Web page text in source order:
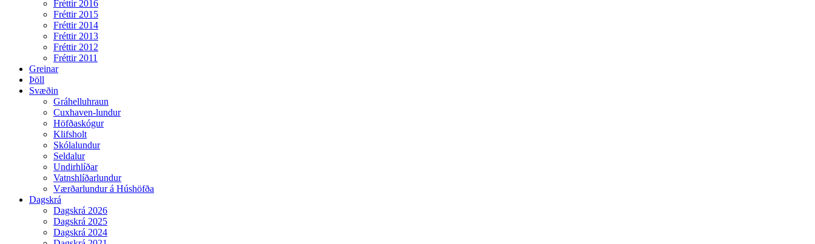
Fréttir 2016
Fréttir 2015
Fréttir 2014
Fréttir 2013
Fréttir 2012
Fréttir 2011
Greinar
Þöll
Svæðin
Gráhelluhraun
Cuxhaven-lundur
Höfðaskógur
Klifsholt
Skólalundur
Seldalur
Undirhlíðar
Vatnshlíðarlundur
Værðarlundur á Húshöfða
Dagskrá
Dagskrá 2026
Dagskrá 2025
Dagskrá 2024